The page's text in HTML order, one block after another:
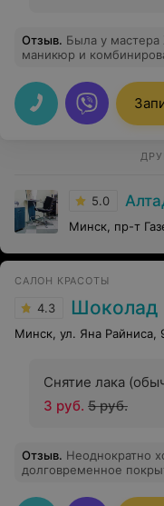
Отзыв. Была у
маникюр и
большим опытом. Все
естественно. Пишу
нареканий нет.
5.0
Минск, пр-т
САЛОН КРАСОТЫ
4.3 Шоколад
Минск, ул. Яна Райниса,
Снятие лака
3 руб. 5 руб.
Отзыв. Неоднократно
долговременное
Раннее там же делала